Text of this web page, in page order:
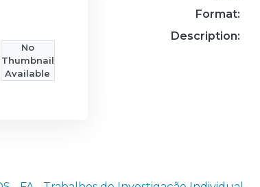
No
Thumbnail
Available
Format:
Description: